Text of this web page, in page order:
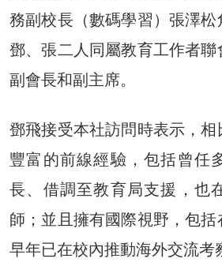
務副校長（數碼學習）張澤松
鄧、張二人同屬教育工作者
副會長和副主席。
鄧飛接受本社訪問時表示，
豐富的前線經驗，包括曾任
長、借調至教育局支援，也
師；並且擁有國際視野，包括
早年已在校內推動海外交流考